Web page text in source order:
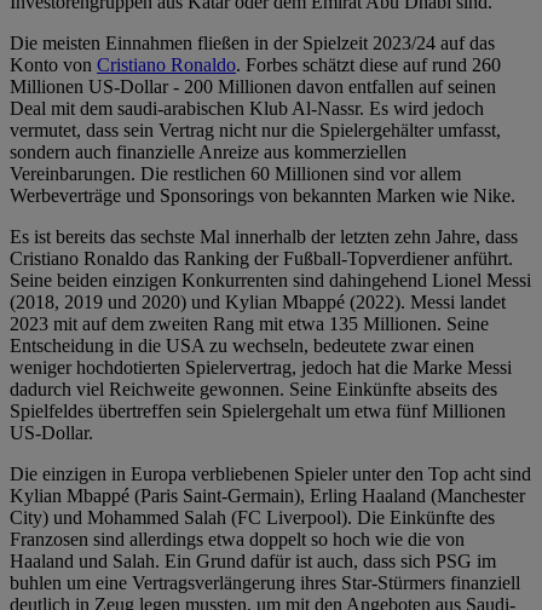
Die meisten Einnahmen fließen in der Spielzeit 2023/24 auf das
Konto von Cristiano Ronaldo. Forbes schätzt diese auf rund 260
Millionen US-Dollar - 200 Millionen davon entfallen auf seinen
Deal mit dem saudi-arabischen Klub Al-Nassr. Es wird jedoch
vermutet, dass sein Vertrag nicht nur die Spielergehälter umfasst,
sondern auch finanzielle Anreize aus kommerziellen
Vereinbarungen. Die restlichen 60 Millionen sind vor allem
Werbeverträge und Sponsorings von bekannten Marken wie Nike.
Es ist bereits das sechste Mal innerhalb der letzten zehn Jahre, dass
Cristiano Ronaldo das Ranking der Fußball-Topverdiener anführt.
Seine beiden einzigen Konkurrenten sind dahingehend Lionel Messi
(2018, 2019 und 2020) und Kylian Mbappé (2022). Messi landet
2023 mit auf dem zweiten Rang mit etwa 135 Millionen. Seine
Entscheidung in die USA zu wechseln, bedeutete zwar einen
weniger hochdotierten Spielervertrag, jedoch hat die Marke Messi
dadurch viel Reichweite gewonnen. Seine Einkünfte abseits des
Spielfeldes übertreffen sein Spielergehalt um etwa fünf Millionen
US-Dollar.
Die einzigen in Europa verbliebenen Spieler unter den Top acht sind
Kylian Mbappé (Paris Saint-Germain), Erling Haaland (Manchester
City) und Mohammed Salah (FC Liverpool). Die Einkünfte des
Franzosen sind allerdings etwa doppelt so hoch wie die von
Haaland und Salah. Ein Grund dafür ist auch, dass sich PSG im
buhlen um eine Vertragsverlängerung ihres Star-Stürmers finanziell
deutlich in Zeug legen mussten, um mit den Angeboten aus Saudi-